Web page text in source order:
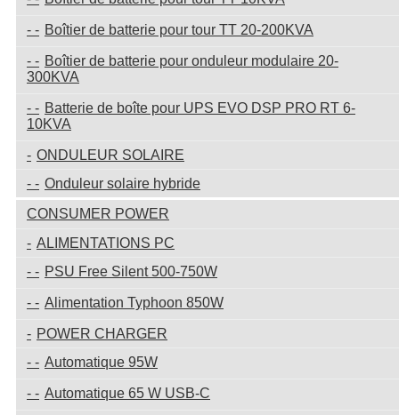
Boîtier de batterie pour tour TT 20-200KVA
Boîtier de batterie pour onduleur modulaire 20-
300KVA
Batterie de boîte pour UPS EVO DSP PRO RT 6-
10KVA
ONDULEUR SOLAIRE
Onduleur solaire hybride
CONSUMER POWER
ALIMENTATIONS PC
PSU Free Silent 500-750W
Alimentation Typhoon 850W
POWER CHARGER
Automatique 95W
Automatique 65 W USB-C